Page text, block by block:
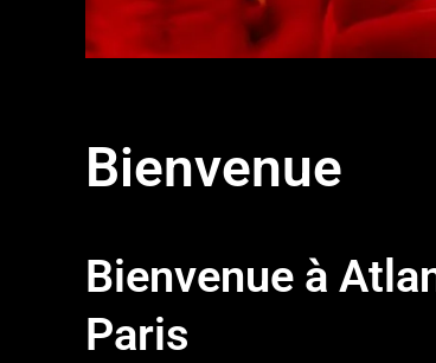
Bienvenue
Bienvenue à
Paris